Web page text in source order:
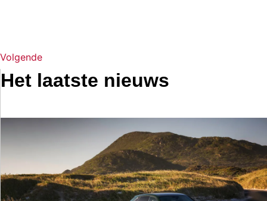
Volgende
Het laatste nieuws